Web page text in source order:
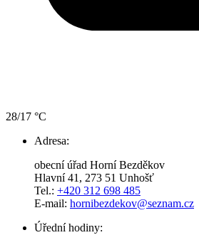
28/17 °C
Adresa:
obecní úřad Horní Bezděkov
Hlavní 41, 273 51 Unhošť
Tel.: +420 312 698 485
E-mail: hornibezdekov@seznam.cz
Úřední hodiny: